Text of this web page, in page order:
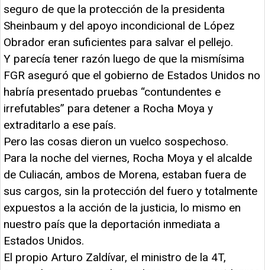
seguro de que la protección de la presidenta
Sheinbaum y del apoyo incondicional de López
Obrador eran suficientes para salvar el pellejo.
Y parecía tener razón luego de que la mismísima
FGR aseguró que el gobierno de Estados Unidos no
habría presentado pruebas “contundentes e
irrefutables” para detener a Rocha Moya y
extraditarlo a ese país.
Pero las cosas dieron un vuelco sospechoso.
Para la noche del viernes, Rocha Moya y el alcalde
de Culiacán, ambos de Morena, estaban fuera de
sus cargos, sin la protección del fuero y totalmente
expuestos a la acción de la justicia, lo mismo en
nuestro país que la deportación inmediata a
Estados Unidos.
El propio Arturo Zaldívar, el ministro de la 4T,